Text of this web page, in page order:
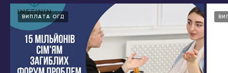
ВИПЛАТА ОГД